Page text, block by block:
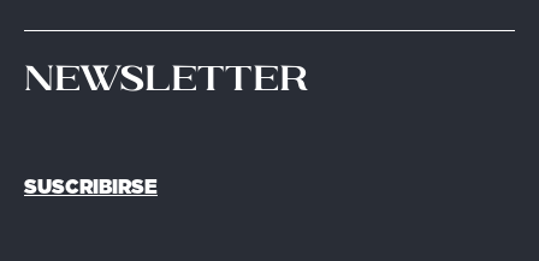
Newsletter
SUSCRIBIRSE